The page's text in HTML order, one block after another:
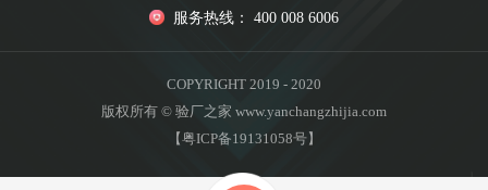
服务热线： 400 008 6006
COPYRIGHT 2019 - 2020
版权所有 © 验厂之家 www.yanchangzhijia.com
【粤ICP备19131058号】